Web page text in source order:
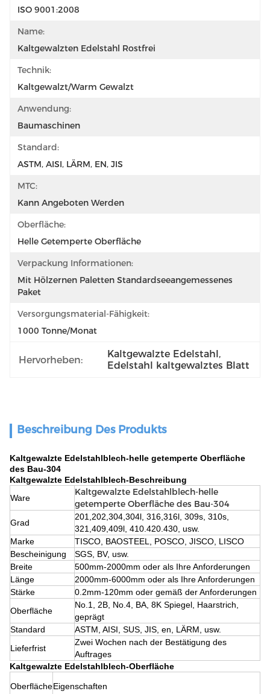
ISO 9001:2008
Name:
Kaltgewalzten Edelstahl Rostfrei
Technik:
Kaltgewalzt/warm Gewalzt
Anwendung:
Baumaschinen
Standard:
ASTM, AISI, LÄRM, EN, JIS
MTC:
Kann Angeboten Werden
Oberfläche:
Helle Getemperte Oberfläche
Verpackung Informationen:
Mit Hölzernen Paletten Standardseeangemessenes
Paket
Versorgungsmaterial-Fähigkeit:
1000 Tonne/Monat
Hervorheben: Kaltgewalzte Edelstahl,
Edelstahl kaltgewalztes Blatt
Beschreibung Des Produkts
Kaltgewalzte Edelstahlblech-helle getemperte Oberfläche
des Bau-304
Kaltgewalzte Edelstahlblech-Beschreibung
Ware
Kaltgewalzte Edelstahlblech-helle
getemperte Oberfläche des Bau-304
Grad
201,202,304,304l, 316,316l, 309s, 310s,
321,409,409l, 410.420.430, usw.
Marke
TISCO, BAOSTEEL, POSCO, JISCO, LISCO
Bescheinigung
SGS, BV, usw.
Breite
500mm-2000mm oder als Ihre Anforderungen
Länge
2000mm-6000mm oder als Ihre Anforderungen
Stärke
0.2mm-120mm oder gemäß der Anforderungen
Oberfläche
No.1, 2B, No.4, BA, 8K Spiegel, Haarstrich,
geprägt
Standard
ASTM, AISI, SUS, JIS, en, LÄRM, usw.
Lieferfrist
Zwei Wochen nach der Bestätigung des
Auftrages
Kaltgewalzte Edelstahlblech-Oberfläche
OberflächeEigenschaften